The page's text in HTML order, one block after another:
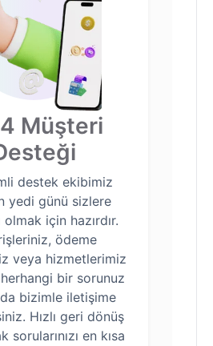
Müşteri
destek ekibimiz
yedi günü sizlere
olmak için hazırdır.
ödeme
veya hizmetlerimiz
herhangi bir sorunuz
bizimle iletişime
Hızlı geri dönüş
sorularınızı en kısa